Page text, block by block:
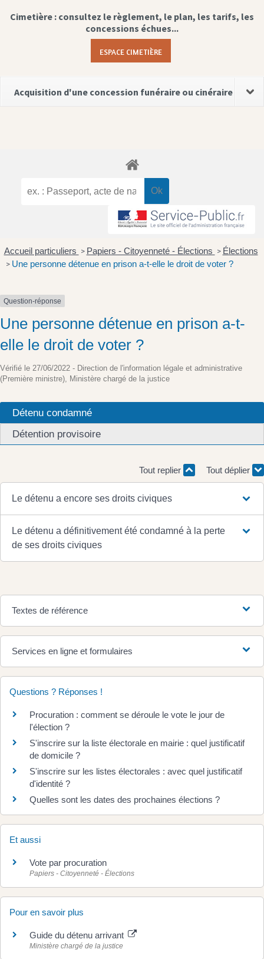
Cimetière : consultez le règlement, le plan, les tarifs, les
concessions échues...
ESPACE CIMETIÈRE
Acquisition d'une concession funéraire ou cinéraire
Accueil particuliers > Papiers - Citoyenneté - Élections > Élections
> Une personne détenue en prison a-t-elle le droit de voter ?
Question-réponse
Une personne détenue en prison a-t-
elle le droit de voter ?
Vérifié le 27/06/2022 - Direction de l'information légale et administrative
(Première ministre), Ministère chargé de la justice
Détenu condamné
Détention provisoire
Tout replier Tout déplier
Le détenu a encore ses droits civiques
Le détenu a définitivement été condamné à la perte
de ses droits civiques
Textes de référence
Services en ligne et formulaires
Questions ? Réponses !
Procuration : comment se déroule le vote le jour de
l'élection ?
S'inscrire sur la liste électorale en mairie : quel justificatif
de domicile ?
S'inscrire sur les listes électorales : avec quel justificatif
d'identité ?
Quelles sont les dates des prochaines élections ?
Et aussi
Vote par procuration
Papiers - Citoyenneté - Élections
Pour en savoir plus
Guide du détenu arrivant
Ministère chargé de la justice